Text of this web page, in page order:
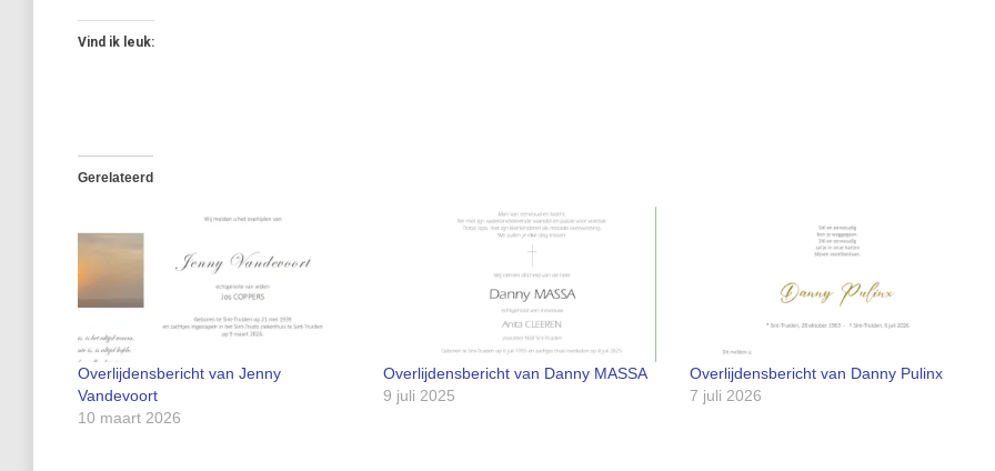
Vind ik leuk:
Gerelateerd
Overlijdensbericht van Jenny
Vandevoort
10 maart 2026
Overlijdensbericht van Danny MASSA
9 juli 2025
Overlijdensbericht van Danny Pulinx
7 juli 2026